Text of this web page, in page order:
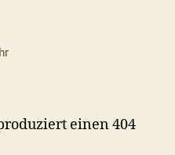
einen 404